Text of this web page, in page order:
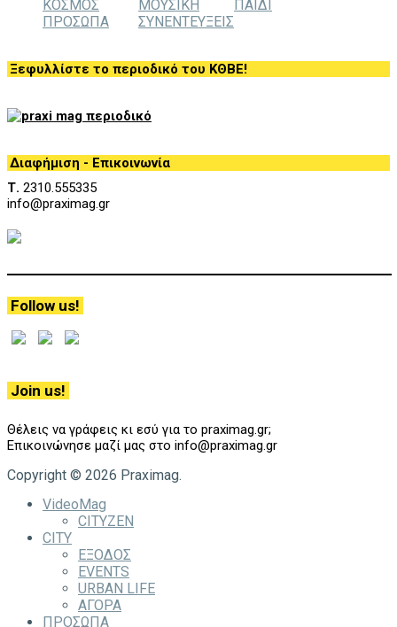
ΚΟΣΜΟΣ
ΜΟΥΣΙΚΗ
ΠΑΙΔΙ
ΠΡΟΣΩΠΑ
ΣΥΝΕΝΤΕΥΞΕΙΣ
Ξεφυλλίστε το περιοδικό του ΚΘΒΕ!
Διαφήμιση - Επικοινωνία
Τ. 2310.555335
info@praximag.gr
Follow us!
Join us!
Θέλεις να γράφεις κι εσύ για το praximag.gr;
Επικοινώνησε μαζί μας στο info@praximag.gr
Copyright © 2026 Praximag.
VideoMag
CITYZEN
CITY
ΕΞΟΔΟΣ
EVENTS
URBAN LIFE
ΑΓΟΡΑ
ΠΡΟΣΩΠΑ